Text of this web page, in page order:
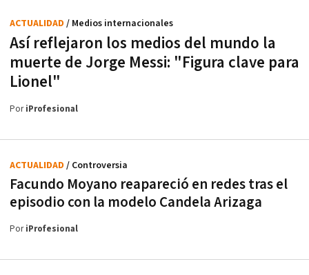
Así reflejaron los medios del mundo la
muerte de Jorge Messi: "Figura clave para
Lionel"
ACTUALIDAD / Medios internacionales
PoriProfesional
Facundo Moyano reapareció en redes tras el
episodio con la modelo Candela Arizaga
ACTUALIDAD / Controversia
PoriProfesional